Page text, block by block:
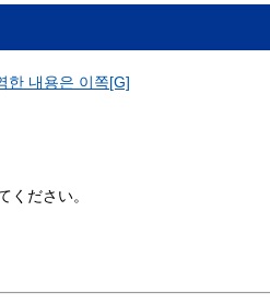
한 내용은 이쪽[G]
ください。